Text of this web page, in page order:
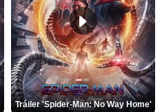
Tráiler 'Spider-Man: No Way Home'